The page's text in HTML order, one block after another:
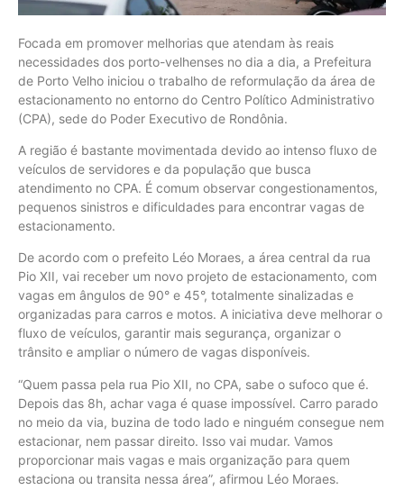
Focada em promover melhorias que atendam às reais
necessidades dos porto-velhenses no dia a dia, a Prefeitura
de Porto Velho iniciou o trabalho de reformulação da área de
estacionamento no entorno do Centro Político Administrativo
(CPA), sede do Poder Executivo de Rondônia.
A região é bastante movimentada devido ao intenso fluxo de
veículos de servidores e da população que busca
atendimento no CPA. É comum observar congestionamentos,
pequenos sinistros e dificuldades para encontrar vagas de
estacionamento.
De acordo com o prefeito Léo Moraes, a área central da rua
Pio XII, vai receber um novo projeto de estacionamento, com
vagas em ângulos de 90° e 45°, totalmente sinalizadas e
organizadas para carros e motos. A iniciativa deve melhorar o
fluxo de veículos, garantir mais segurança, organizar o
trânsito e ampliar o número de vagas disponíveis.
“Quem passa pela rua Pio XII, no CPA, sabe o sufoco que é.
Depois das 8h, achar vaga é quase impossível. Carro parado
no meio da via, buzina de todo lado e ninguém consegue nem
estacionar, nem passar direito. Isso vai mudar. Vamos
proporcionar mais vagas e mais organização para quem
estaciona ou transita nessa área”, afirmou Léo Moraes.